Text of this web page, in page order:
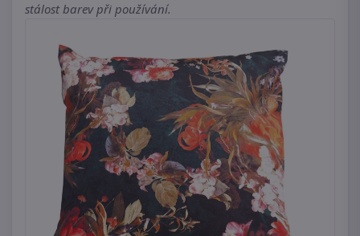
stálost barev při používání.